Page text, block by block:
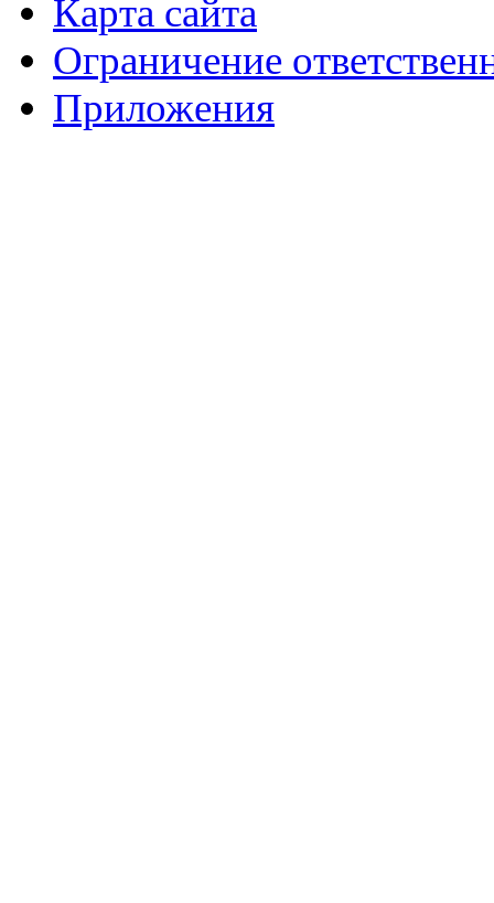
Карта сайта
Ограничение
Приложения